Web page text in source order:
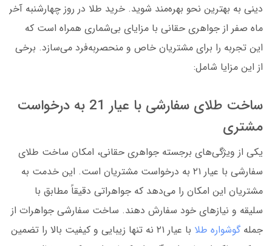
دینی به بهترین نحو بهره‌مند شوید. خرید طلا در روز چهارشنبه آخر
ماه صفر از جواهری حقانی با مزایای بی‌شماری همراه است که
این تجربه را برای مشتریان خاص و منحصربه‌فرد می‌سازد. برخی
از این مزایا شامل:
ساخت طلای سفارشی با عیار 21 به درخواست
مشتری
یکی از ویژگی‌های برجسته جواهری حقانی، امکان ساخت طلای
سفارشی با عیار ۲۱ به درخواست مشتریان است. این خدمت به
مشتریان این امکان را می‌دهد که جواهراتی دقیقاً مطابق با
سلیقه و نیازهای خود سفارش دهند. ساخت سفارشی جواهرات از
جملهگوشواره طلا
با عیار ۲۱ نه تنها زیبایی و کیفیت بالا را تضمین